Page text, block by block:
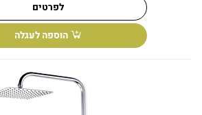
לפרטים
הוספה לעגלה